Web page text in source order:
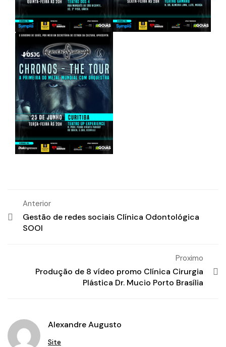
Anterior
Gestão de redes sociais Clínica Odontológica
SOOI
Proximo
Produção de 8 vídeo promo Clínica Cirurgia
Plástica Dr. Mucio Porto Brasília
Alexandre Augusto
Site